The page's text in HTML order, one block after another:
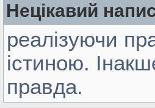
Нецікавий
реалізуючи
істиною.
правда.